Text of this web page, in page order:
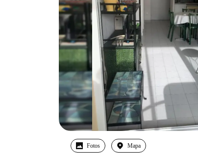
Fotos Mapa